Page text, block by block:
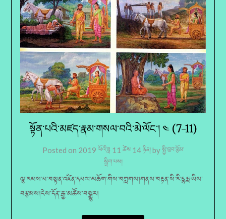
སྟོན་པའི་མཛད་རྣམ་གསལ་བའི་མེ་ལོང་། ༤ (7-11)
Posted on 2019 ལོའི་ཟླ 11 ཚེས 14 ཉིན།byསྤྱི་ཁྱབ་རྩོམ་
སྒྲིག་པས།
ལྷ་རམས་པ་བསྟན་འཛིན་དཔལ་མཆོག་གིས་བཀླགས།གནས་བརྟན་སི་རི་དྷརྨ་ཡིས་
བརྩམས།ངེས་དོན་རྒྱ་མཚོས་བསྒྱུར།